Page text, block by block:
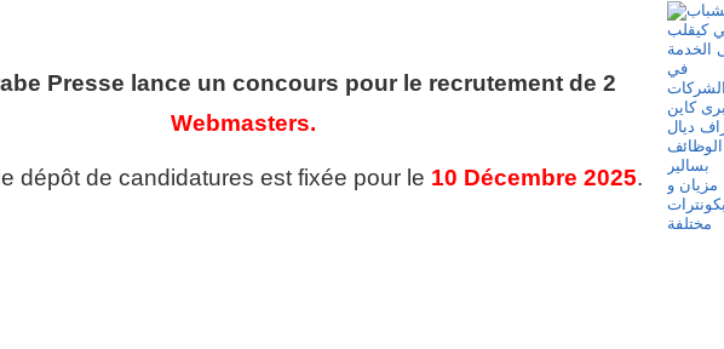
Presse lance un concours pour le recrutement de 2
Webmasters.
dépôt de candidatures est fixée pour le 10 Décembre 2025.